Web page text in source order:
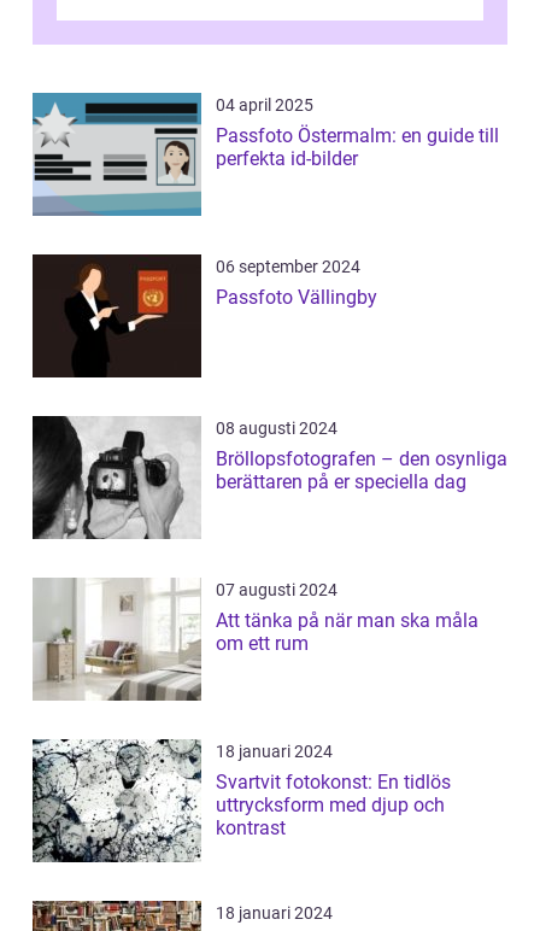
04 april 2025
Passfoto Östermalm: en guide till
perfekta id-bilder
06 september 2024
Passfoto Vällingby
08 augusti 2024
Bröllopsfotografen – den osynliga
berättaren på er speciella dag
07 augusti 2024
Att tänka på när man ska måla
om ett rum
18 januari 2024
Svartvit fotokonst: En tidlös
uttrycksform med djup och
kontrast
18 januari 2024